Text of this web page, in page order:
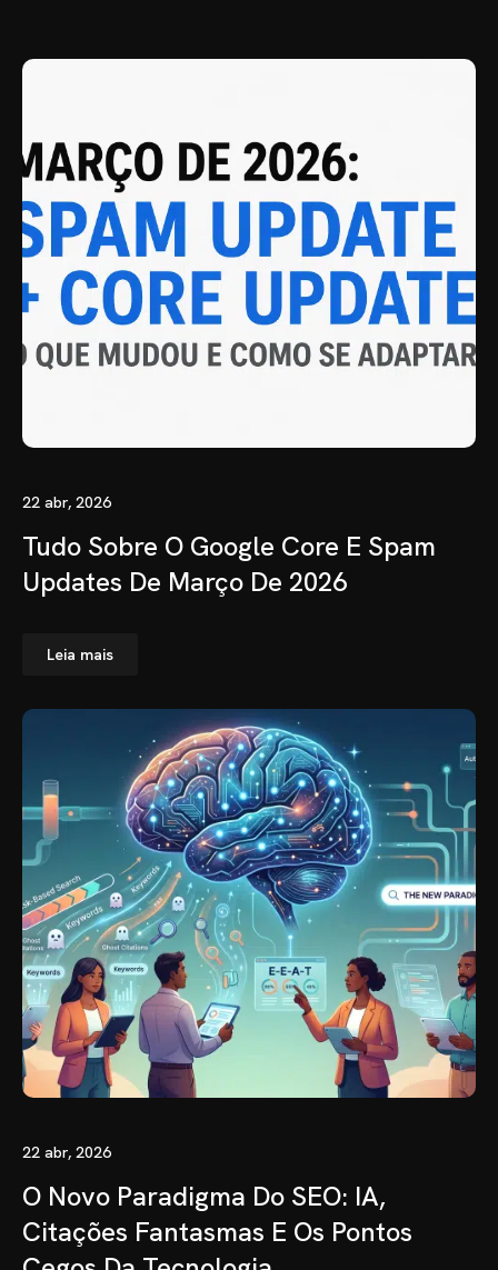
22 abr, 2026
Tudo Sobre O Google Core E Spam
Updates De Março De 2026
Leia mais
22 abr, 2026
O Novo Paradigma Do SEO: IA,
Citações Fantasmas E Os Pontos